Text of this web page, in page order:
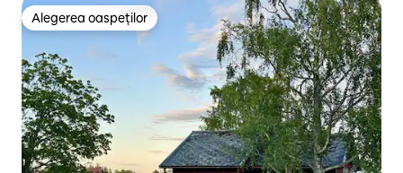
Alegerea oaspeților
Alegerea oaspeților